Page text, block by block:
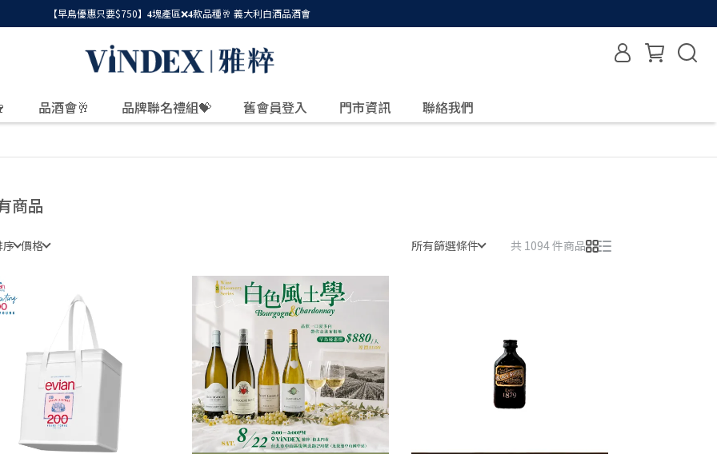
【早鳥優惠只要$750】𝟒塊產區❌𝟒款品種🥂 義大利白酒品酒會
品酒會🥂 品牌聯名禮組💝 舊會員登入 門市資訊 聯絡我們
商品
序 價格 所有篩選條件 共 1094 件商品